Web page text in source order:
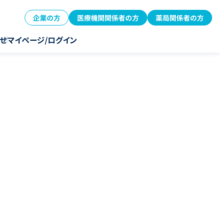
企業の方 医療機関関係者の方 薬局関係者の方
マイページ/ログイン